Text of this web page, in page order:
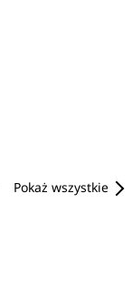
Pokaż wszystkie